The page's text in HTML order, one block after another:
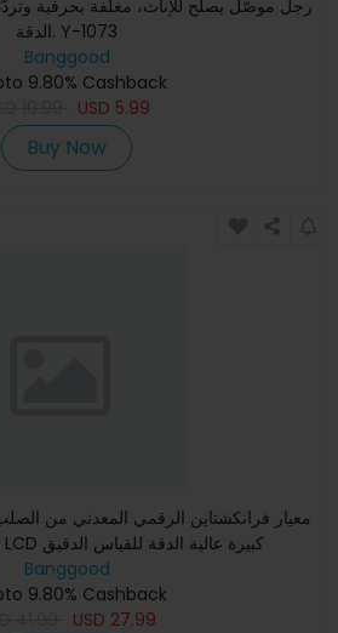
الدقة. Y-1073
Banggood
9.80% Cashback
USD 5.99
Buy Now
بوصة شاشة عرض LCD كبيرة عالية الدقة للقياس الدقيق
Banggood
9.80% Cashback
USD 27.99